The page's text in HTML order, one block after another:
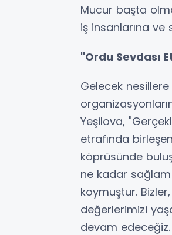
Mucur başta
iş insanlarına ve
"Ordu Sevdası
Gelecek
Yeşilova,
etrafında
köprüsünde
ne kadar
koymuştur.
değerlerimizi
devam